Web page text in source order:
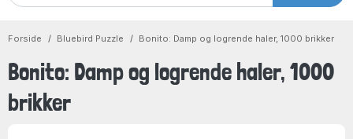
Forside Bluebird Puzzle Bonito: Damp og logrende haler, 1000 brikker
Bonito: Damp og logrende haler, 1000
brikker